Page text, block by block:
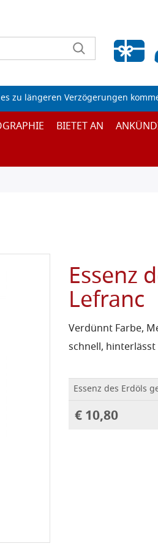
Wunschliste leeren
zu längeren Verzögerungen
BIETET AN
Essenz
Lefranc
Verdünnt Farbe,
schnell,
Essenz des Erdöls
€ 10,80